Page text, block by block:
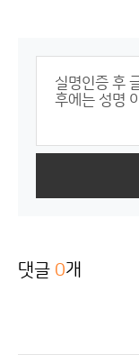
댓글 0개